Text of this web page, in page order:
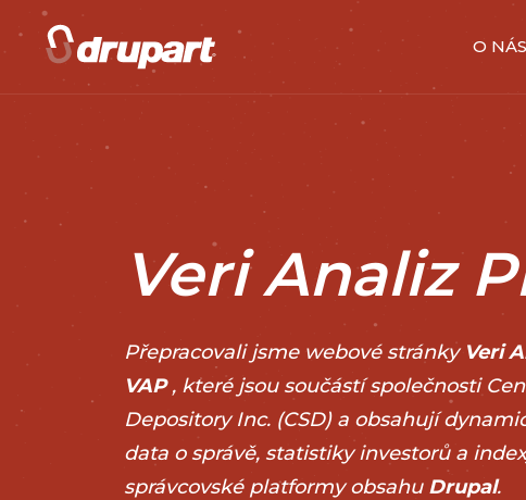
O NÁS
Veri Analiz
Přepracovali jsme webové stránky Veri
VAP, které jsou součástí společnosti
Depository Inc. (CSD) a obsahují
data o správě, statistiky investorů a
správcovské platformy obsahu Drupal.